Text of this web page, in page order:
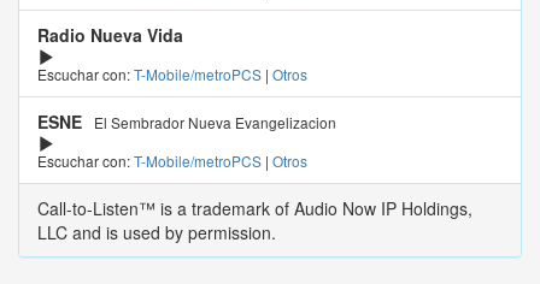
Radio Nueva Vida
Escuchar con:T-Mobile/metroPCS | Otros
ESNE
El Sembrador Nueva Evangelizacion
Escuchar con:T-Mobile/metroPCS | Otros
Call-to-Listen™ is a trademark of Audio Now IP Holdings,
LLC and is used by permission.